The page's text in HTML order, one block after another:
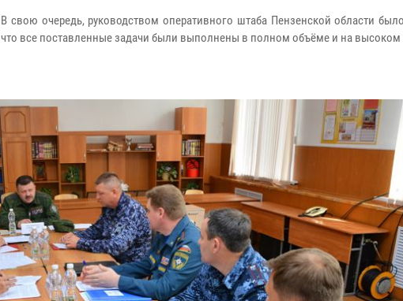
В свою очередь, руководством оперативного штаба Пензенской области
что все поставленные задачи были выполнены в полном объёме и на высоком